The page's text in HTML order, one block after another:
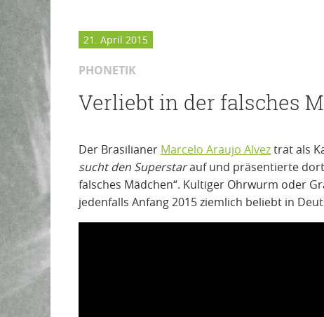
21. April 2015
PHONETIK
Verliebt in der falsches
Der Brasilianer Marcelo Araujo Alveztrat als
sucht den Superstarauf und präsentierte
falsches Mädchen“. Kultiger Ohrwurm oder
jedenfalls Anfang 2015 ziemlich beliebt in